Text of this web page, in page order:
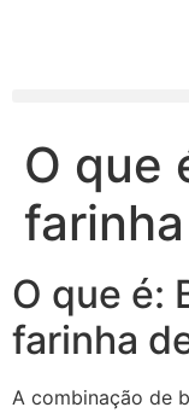
O que
O que é:
farinha
A combinação de